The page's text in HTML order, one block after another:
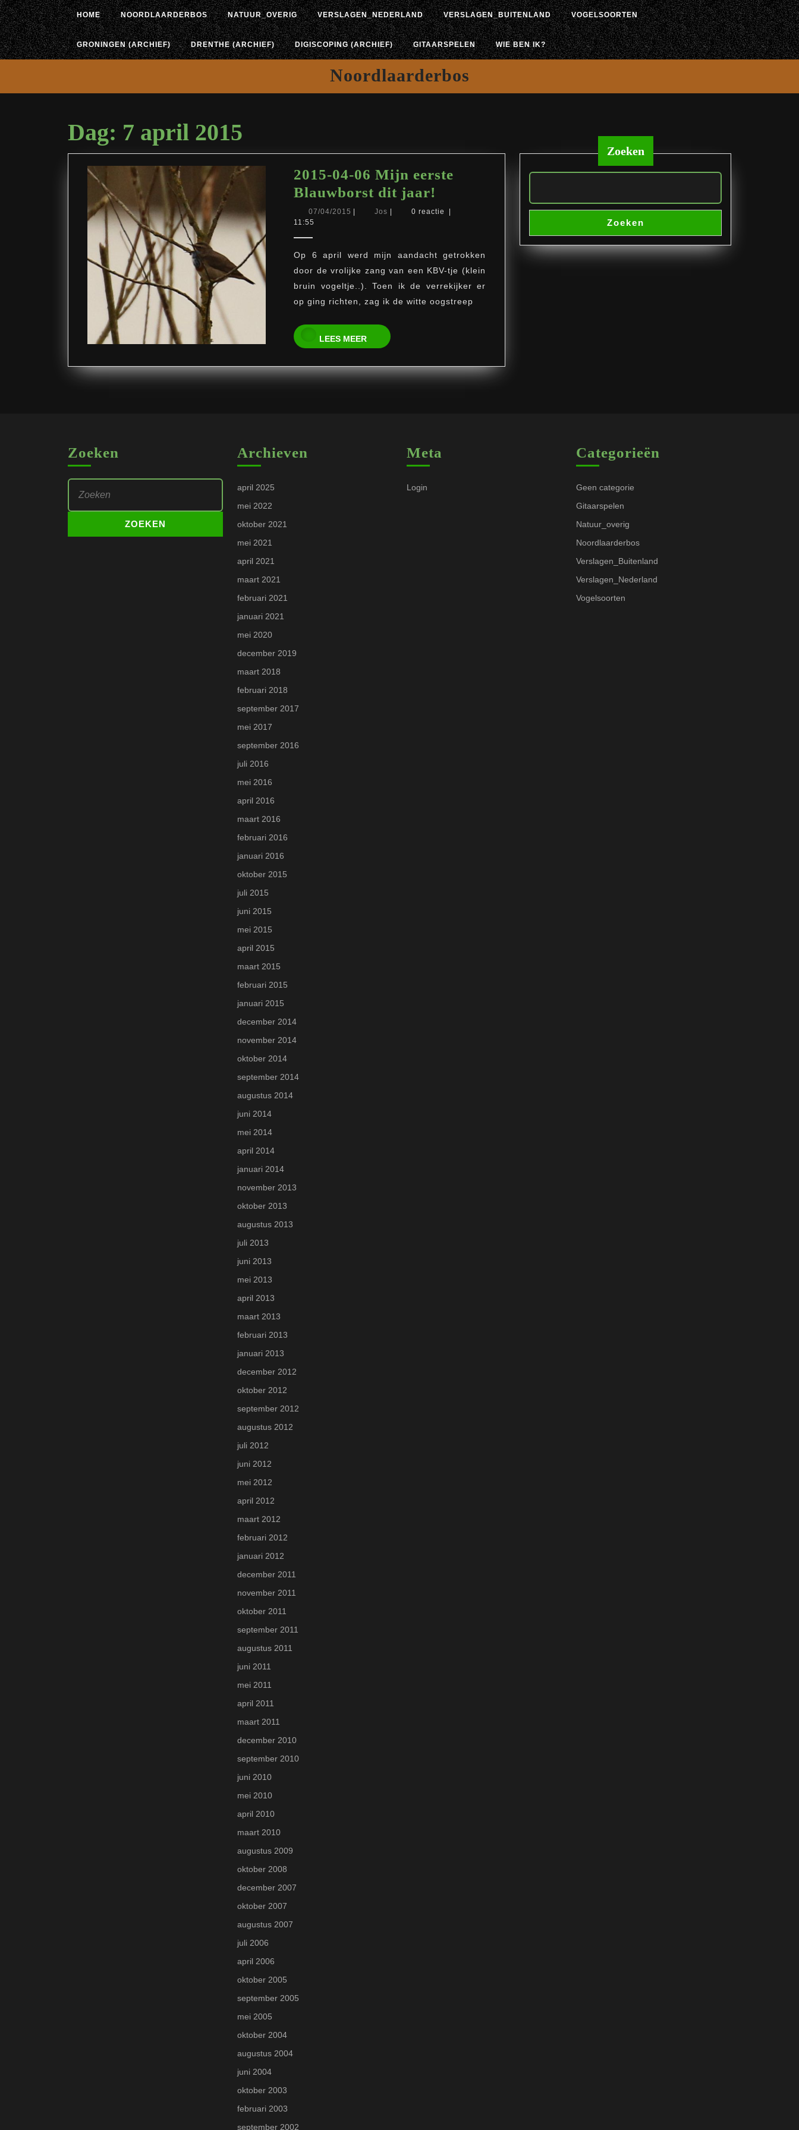
Ga
naar
de
inhoud
HOME NOORDLAARDERBOS NATUUR_OVERIG VERSLAGEN_NEDERLAND VERSLAGEN_BUITENLAND VOGELSOORTEN
GRONINGEN (ARCHIEF) DRENTHE (ARCHIEF) DIGISCOPING (ARCHIEF) GITAARSPELEN WIE BEN IK?
Noordlaarderbos
Dag: 7 april 2015
2015-04-06 Mijn eerste
Blauwborst dit jaar!
04-
eerste
Blauwborst
dit
07/04/2015 07/04/2015
Jos Jos 0 reactie
11:55
Op 6 april werd mijn aandacht getrokken
door de vrolijke zang van een KBV-tje (klein
bruin vogeltje..). Toen ik de verrekijker er
op ging richten, zag ik de witte oogstreep
LEES MEER
LEES
MEER
Zoeken
Zoeken
Zoeken
Zoek
naar:
Archieven
april 2025
mei 2022
oktober 2021
mei 2021
april 2021
maart 2021
februari 2021
januari 2021
mei 2020
december 2019
maart 2018
februari 2018
september 2017
mei 2017
september 2016
juli 2016
mei 2016
april 2016
maart 2016
februari 2016
januari 2016
oktober 2015
juli 2015
juni 2015
mei 2015
april 2015
maart 2015
februari 2015
januari 2015
december 2014
november 2014
oktober 2014
september 2014
augustus 2014
juni 2014
mei 2014
april 2014
januari 2014
november 2013
oktober 2013
augustus 2013
juli 2013
juni 2013
mei 2013
april 2013
maart 2013
februari 2013
januari 2013
december 2012
oktober 2012
september 2012
augustus 2012
juli 2012
juni 2012
mei 2012
april 2012
maart 2012
februari 2012
januari 2012
december 2011
november 2011
oktober 2011
september 2011
augustus 2011
juni 2011
mei 2011
april 2011
maart 2011
december 2010
september 2010
juni 2010
mei 2010
april 2010
maart 2010
augustus 2009
oktober 2008
december 2007
oktober 2007
augustus 2007
juli 2006
april 2006
oktober 2005
september 2005
mei 2005
oktober 2004
augustus 2004
juni 2004
oktober 2003
februari 2003
september 2002
Meta
Login
Categorieën
Geen categorie
Gitaarspelen
Natuur_overig
Noordlaarderbos
Verslagen_Buitenland
Verslagen_Nederland
Vogelsoorten